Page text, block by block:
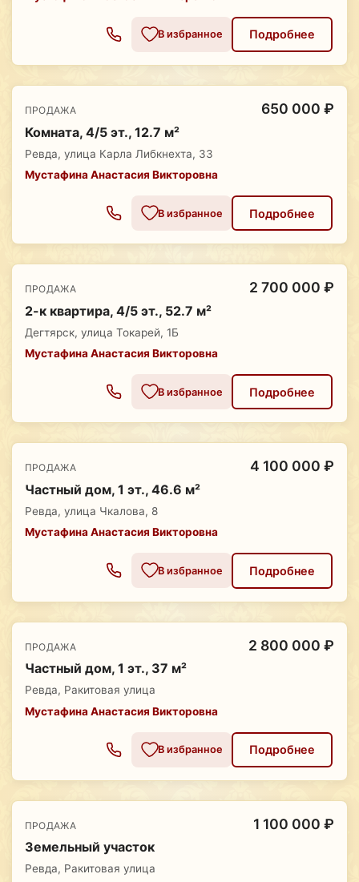
В избранное Подробнее
ПРОДАЖА 650 000 ₽
Комната, 4/5 эт., 12.7 м²
Ревда, улица Карла Либкнехта, 33
Мустафина Анастасия Викторовна
В избранное Подробнее
ПРОДАЖА 2 700 000 ₽
2-к квартира, 4/5 эт., 52.7 м²
Дегтярск, улица Токарей, 1Б
Мустафина Анастасия Викторовна
В избранное Подробнее
ПРОДАЖА 4 100 000 ₽
Частный дом, 1 эт., 46.6 м²
Ревда, улица Чкалова, 8
Мустафина Анастасия Викторовна
В избранное Подробнее
ПРОДАЖА 2 800 000 ₽
Частный дом, 1 эт., 37 м²
Ревда, Ракитовая улица
Мустафина Анастасия Викторовна
В избранное Подробнее
ПРОДАЖА 1 100 000 ₽
Земельный участок
Ревда, Ракитовая улица